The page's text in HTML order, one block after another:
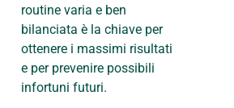
routine varia e ben
bilanciata è la chiave per
ottenere i massimi risultati
e per prevenire possibili
infortuni futuri.